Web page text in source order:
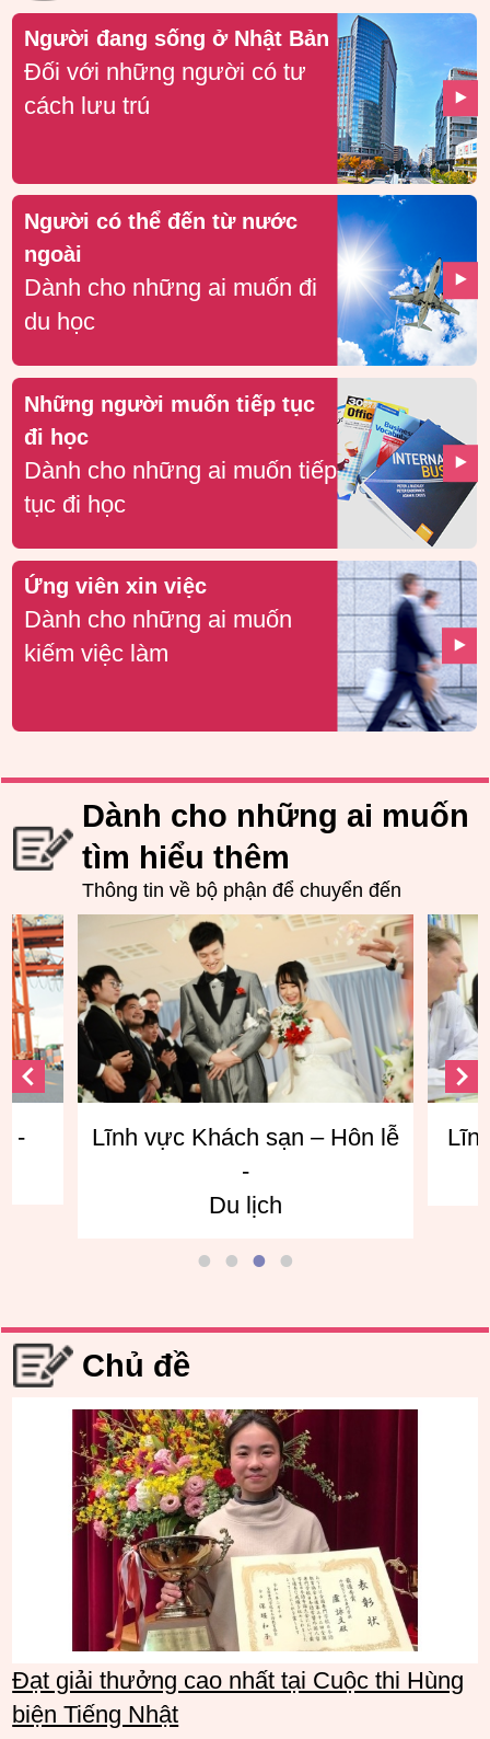
Người đang sống ở Nhật Bản
Đối với những người có tư
cách lưu trú
Người có thể đến từ nước
ngoài
Dành cho những ai muốn đi
du học
Những người muốn tiếp tục
đi học
Dành cho những ai muốn tiếp
tục đi học
Ứng viên xin việc
Dành cho những ai muốn
kiếm việc làm
Dành cho những ai muốn
tìm hiểu thêm
Thông tin về bộ phận để chuyển đến
lễ
Lĩnh vực giao tiếp tiếng Anh
Chủ đề
Đạt giải thưởng cao nhất tại Cuộc thi Hùng
biện Tiếng Nhật